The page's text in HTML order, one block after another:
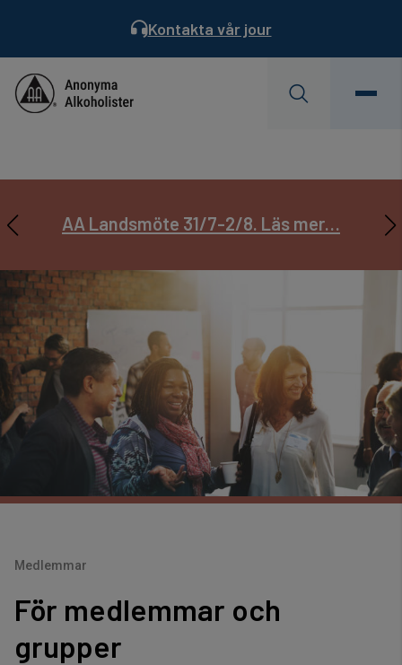
Kontakta vår jour
Behöver du hjälp? Hitta ett möte
AA Landsmöte 31/7-2/8. Läs mer…
Prenumerera påServicebladet
Servicekontoret är semesterstängt
22/6 – 17/7.Läs mer…
Läs Dagens Reflektion
Medlemmar
För medlemmar och
grupper